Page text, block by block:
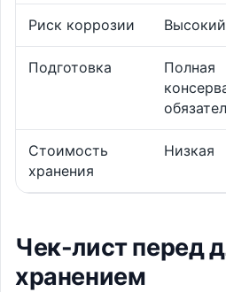
Риск коррозии Высокий
Подготовка
Полная
Стоимость
хранения
Низкая
Чек-лист перед
хранением